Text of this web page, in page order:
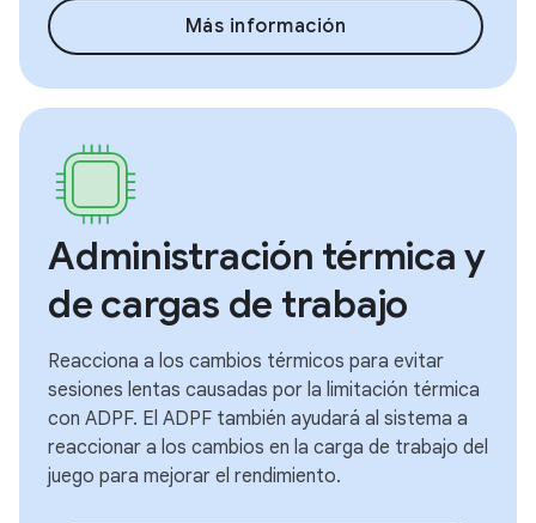
Más información
Administración térmica y
de cargas de trabajo
Reacciona a los cambios térmicos para evitar
sesiones lentas causadas por la limitación térmica
con ADPF. El ADPF también ayudará al sistema a
reaccionar a los cambios en la carga de trabajo del
juego para mejorar el rendimiento.